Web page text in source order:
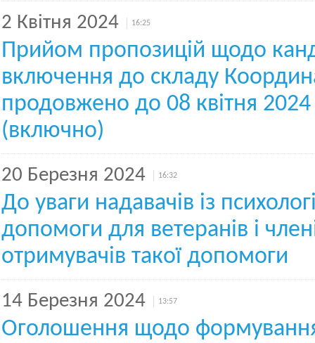
2 Квітня 2024 16:25
Прийом пропозицій щодо
включення до складу
продовжено до 08 квітня
(включно)
20 Березня 2024 16:32
До уваги надавачів із
допомоги для ветеранів і
отримувачів такої допомоги
14 Березня 2024 13:57
Оголошення щодо